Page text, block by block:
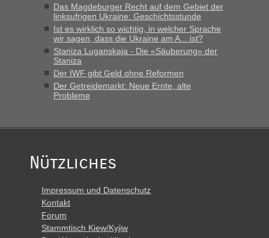
„Derzeit, ist es überall sehr voll an den Grenzen Ukraine/
Polen. Zb. Krakovets 100 PKW ca. 10 h Wartezeit. Wollen
Montag rüber, versuchen es sehr früh.“
Das Magdeburger Recht auf dem Gebiet der
linksufrigen Ukraine: Geschichtsstunde
Ist es wirklich so wichtig, in welcher Sprache
wir sagen, dass die Ukraine am A... ist?
Staniza Luganskaja - Die «Säuberung» der
Staniza
Der IWF gibt Geld ohne Reformen
Der Getreidemarkt: Neue Ernte, alte
Probleme
Nützliches
Impressum und Datenschutz
Kontakt
Forum
Stammtisch Kiew/Kyjiw